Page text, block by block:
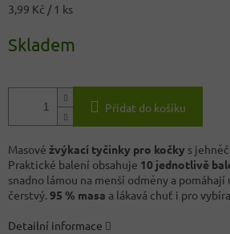
Měrná
3,99 Kč / 1 ks
Skladem
Přidat do košíku
Masové žvýkací tyčinky pro kočky s
Praktické balení obsahuje 10 jednotlivě
snadno lámou na menší odměny a
čerstvý.95 % masa a lákavá chuť i pro
Detailní informace